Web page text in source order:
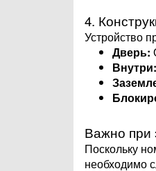
4.
Устройство
Дверь:
Внутри:
Важно при
Поскольку
необходимо